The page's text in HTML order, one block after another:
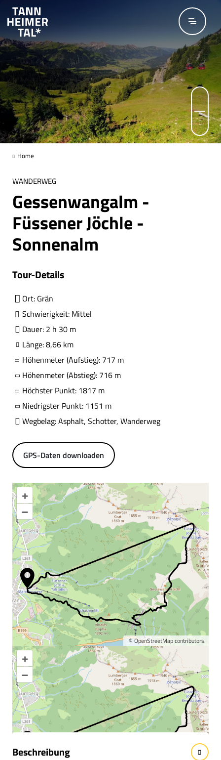
Home
WANDERWEG
Gessenwangalm -
Füssener Jöchle -
Sonnenalm
Tour-Details
Ort: Grän
Schwierigkeit: Mittel
Dauer: 2 h 30 m
Länge: 8,66 km
Höhenmeter (Aufstieg): 717 m
Höhenmeter (Abstieg): 716 m
Höchster Punkt: 1817 m
Niedrigster Punkt: 1151 m
Wegbelag: Asphalt, Schotter, Wanderweg
GPS-Daten downloaden
+
–
©OpenStreetMapcontributors.
+
–
Karte vergrößern
Informationen &
Wissenswertes
Beschreibung